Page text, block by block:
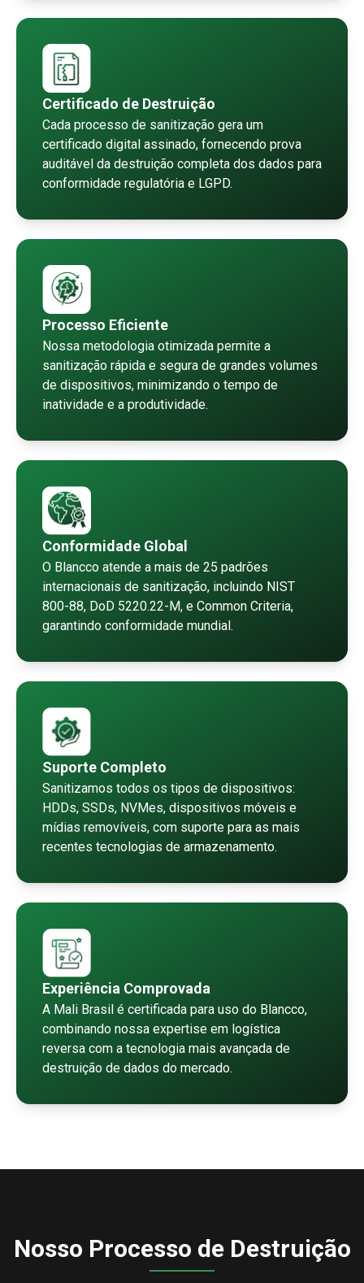
Certificado de Destruição
Cada processo de sanitização gera um
certificado digital assinado, fornecendo prova
auditável da destruição completa dos dados para
conformidade regulatória e LGPD.
Processo Eficiente
Nossa metodologia otimizada permite a
sanitização rápida e segura de grandes volumes
de dispositivos, minimizando o tempo de
inatividade e a produtividade.
Conformidade Global
O Blancco atende a mais de 25 padrões
internacionais de sanitização, incluindo NIST
800-88, DoD 5220.22-M, e Common Criteria,
garantindo conformidade mundial.
Suporte Completo
Sanitizamos todos os tipos de dispositivos:
HDDs, SSDs, NVMes, dispositivos móveis e
mídias removíveis, com suporte para as mais
recentes tecnologias de armazenamento.
Experiência Comprovada
A Mali Brasil é certificada para uso do Blancco,
combinando nossa expertise em logística
reversa com a tecnologia mais avançada de
destruição de dados do mercado.
Nosso Processo de Destruição